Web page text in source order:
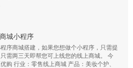
城小程序
序商城搭建，如果您想做个小程序，只需提
需两三天即帮您可上线您的线上商城。 今
购 行业：零售线上商城 产品：美妆个护、